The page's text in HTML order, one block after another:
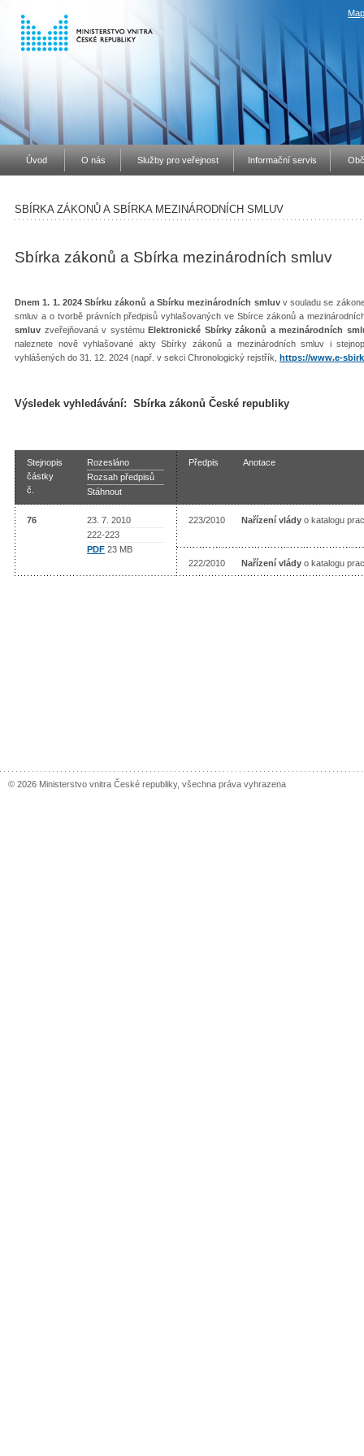
Úvod O nás Služby pro veřejnost Informační servis
SBÍRKA ZÁKONŮ A SBÍRKA MEZINÁRODNÍCH SMLUV
Sbírka zákonů a Sbírka mezinárodních smluv
Dnem 1. 1. 2024 Sbírku zákonů a Sbírku mezinárodních smluvv souladu se
smluv a o tvorbě právních předpisů vyhlašovaných ve Sbírce zákonů a
smluv zveřejňovaná v systémuElektronické Sbírky zákonů a mezinárodních
naleznete nově vyhlašované akty Sbírky zákonů a mezinárodních smluv i
vyhlášených do 31. 12. 2024 (např. v sekci Chronologický rejstřík, https://www.e-
Výsledek vyhledávání: Sbírka zákonů České republiky
Stejnopis
částky
č.
Rozesláno
Rozsah předpisů
Stáhnout
Předpis Anotace
76
23. 7. 2010
222-223
PDF 23 MB
223/2010 Nařízení vlády o katalogu
222/2010 Nařízení vlády o katalogu
© 2026 Ministerstvo vnitra České republiky, všechna práva vyhrazena